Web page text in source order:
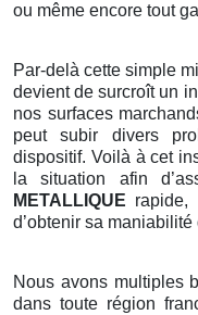
ou même encore tout
Par-delà cette simple
devient de surcroît un
nos surfaces
peut subir divers
dispositif. Voilà à cet
la situation afin
METALLIQUE rapide,
d’obtenir sa maniabilité
Nous avons multiples
dans toute région